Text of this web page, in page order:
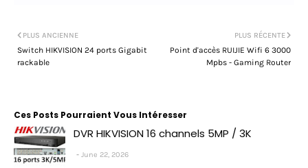
PLUS RÉCENTE
Point d'accès RUIJIE Wifi 6 3000
Mpbs - Gaming Router
PLUS ANCIENNE
Switch HIKVISION 24 ports Gigabit
rackable
Ces Posts Pourraient Vous Intéresser
DVR HIKVISION 16 channels 5MP / 3K
June 22, 2026